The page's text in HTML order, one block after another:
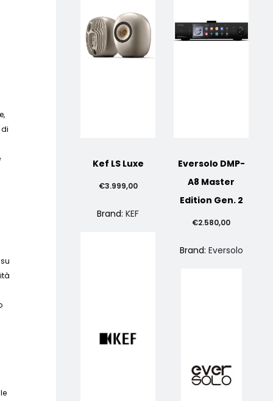
Kef LS Luxe
€3.999,00
Brand:KEF
Eversolo DMP-
A8 Master
Edition Gen. 2
€2.580,00
Brand: Eversolo